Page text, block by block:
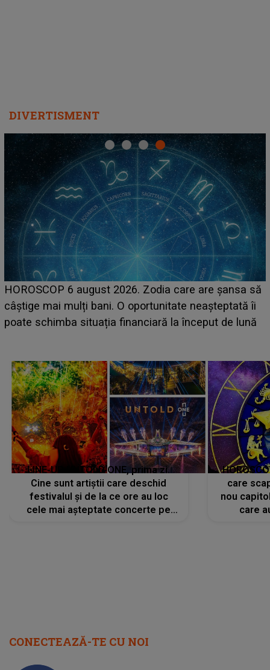
DIVERTISMENT
LINE-UP UNTOLD ONE, ziua 2. La ce oră urcă pe
scena principală a festivalului Zara Larsson? Artista
suedeză a ajuns deja în România și s-a filmat din
LINE-UP UNTOLD ONE, prima zi.
Cine sunt artiștii care deschid
festivalul și de la ce ore au loc
cele mai așteptate concerte pe
care
nou
care
CONECTEAZĂ-TE CU NOI